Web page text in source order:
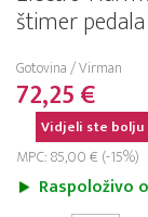
štimer pedala
Gotovina / Virman
72,25 €
Vidjeli ste bolju
MPC: 85,00 € (-15%)
Raspoloživo